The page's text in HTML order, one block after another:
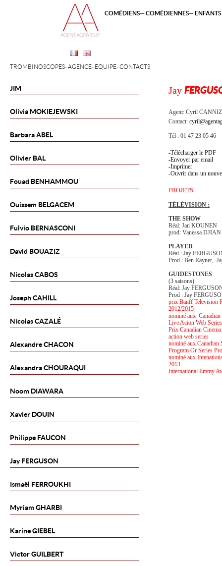
JIM
Olivia MOKIEJEWSKI
BarbaraABEL
Olivier BAL
Fouad BENHAMMOU
Ouissem BELGACEM
Fulvio BERNASCONI
David BOUAZIZ
NicolasCABOS
JosephCAHILL
NicolasCAZALÉ
AlexandreCHACON
AlexandraCHOURAQUI
Noom DIAWARA
Xavier DOUIN
Philippe FAUCON
JayFERGUSON
Ismaël FERROUKHI
Myriam GHARBI
KarineGIEBEL
VictorGUILBERT
TROMBINOSCOPES AGENCE ÉQUIPE CONTACTS
COMÉDIENS COMÉDIENNES
Jay
Agent: Cyril
Contact:
Tél : 01 47 23 05 46
Télécharger le PDF
Envoyer par email
Imprimer
Ouvrir dans un
PROJETS
TÉLÉVISION :
THE SHOW
Réal: Jan KOUNEN
prod: Vanessa DJIAN
PLAYED
Réal : Jay
Prod : Ben Rayner,
GUIDESTONES
(3 saisons)
Réal: Jay
Prod : Jay
prix Banff Television
2012/2015
nominé aux
Live Acion Web
Prix Canadian
action web series
nominé aux
Program Or Series
nominé aux
2013
International Emmy